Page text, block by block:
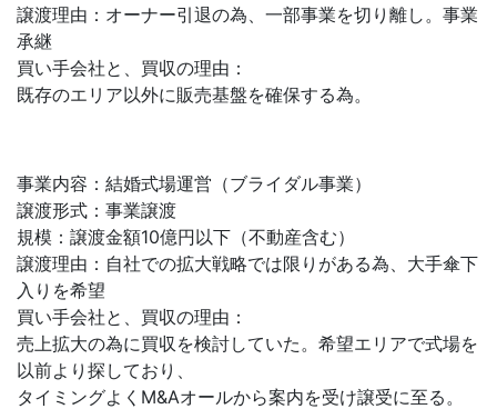
譲渡理由：オーナー引退の為、一部事業を切り離し。事業
承継
買い手会社と、買収の理由：
既存のエリア以外に販売基盤を確保する為。
事業内容：結婚式場運営（ブライダル事業）
譲渡形式：事業譲渡
規模：譲渡金額10億円以下（不動産含む）
譲渡理由：自社での拡大戦略では限りがある為、大手傘下
入りを希望
買い手会社と、買収の理由：
売上拡大の為に買収を検討していた。希望エリアで式場を
以前より探しており、
タイミングよくM&Aオールから案内を受け譲受に至る。